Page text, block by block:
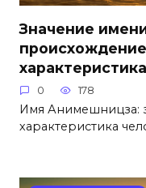
Значение
0 178
Имя Анимешницза:
характеристика